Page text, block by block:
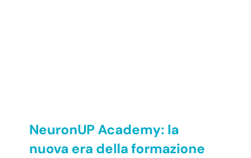
NeuronUP Academy: la
nuova era della formazione